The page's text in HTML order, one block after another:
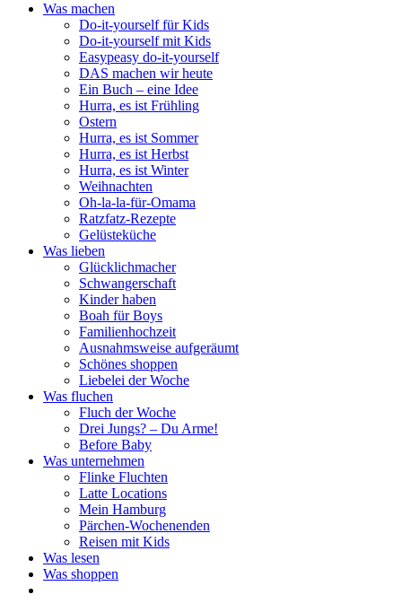
Was machen
Do-it-yourself für Kids
Do-it-yourself mit Kids
Easypeasy do-it-yourself
DAS machen wir heute
Ein Buch – eine Idee
Hurra, es ist Frühling
Ostern
Hurra, es ist Sommer
Hurra, es ist Herbst
Hurra, es ist Winter
Weihnachten
Oh-la-la-für-Omama
Ratzfatz-Rezepte
Gelüsteküche
Was lieben
Glücklichmacher
Schwangerschaft
Kinder haben
Boah für Boys
Familienhochzeit
Ausnahmsweise aufgeräumt
Schönes shoppen
Liebelei der Woche
Was fluchen
Fluch der Woche
Drei Jungs? – Du Arme!
Before Baby
Was unternehmen
Flinke Fluchten
Latte Locations
Mein Hamburg
Pärchen-Wochenenden
Reisen mit Kids
Was lesen
Was shoppen